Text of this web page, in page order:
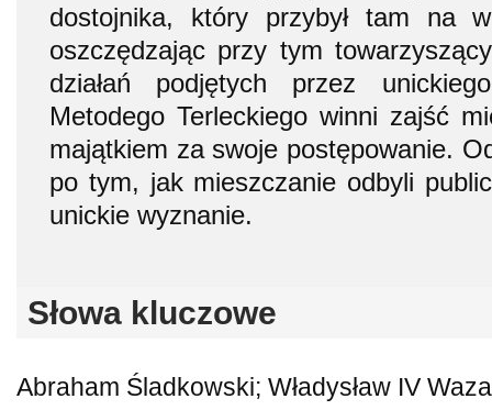
dostojnika, który przybył tam na
oszczędzając przy tym
działań podjętych przez
Metodego Terleckiego winni zajść
majątkiem za swoje postępowanie.
po tym, jak mieszczanie odbyli
unickie wyznanie.
Słowa kluczowe
Abraham Śladkowski; Władysław IV